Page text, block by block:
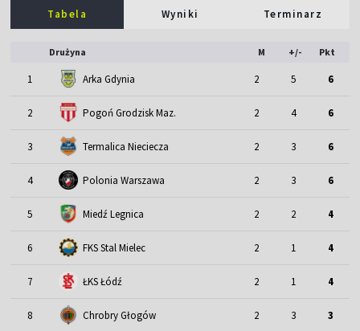
Tabela Wyniki Terminarz
Drużyna M +/- Pkt
1 Arka Gdynia 2 5 6
2 Pogoń Grodzisk Maz. 2 4 6
3 Termalica Nieciecza 2 3 6
4 Polonia Warszawa 2 3 6
5 Miedź Legnica 2 2 4
6 FKS Stal Mielec 2 1 4
7 ŁKS Łódź 2 1 4
8 Chrobry Głogów 2 3 3